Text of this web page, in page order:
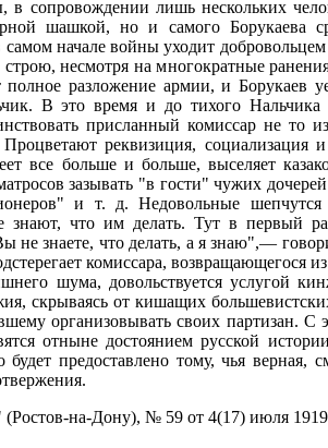
в сопровождении лишь нескольких
шашкой, но и самого Борукаева
самом начале войны уходит
строю, несмотря на многократные
полное разложение армии, и Борукаев
В это время и до тихого Нальчика
присланный комиссар не то
реквизиция, социализация
все больше и больше, выселяет
зазывать "в гости" чужих
и т. д. Недовольные
что им делать. Тут в первый
не знаете, что делать, а я знаю",—
комиссара, возвращающегося
шума, довольствуется услугой
скрываясь от кишащих
организовывать своих партизан. С
отныне достоянием русской
будет предоставлено тому, чья верная,
(Ростов-на-Дону), № 59 от 4(17) июля 1919